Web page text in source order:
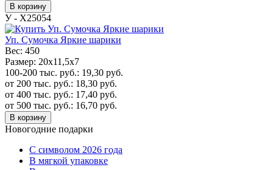
В корзину
У - Х25054
Уп. Сумочка Яркие шарики
Вес: 450
Размер: 20x11,5x7
100-200 тыс. руб.: 19,30 руб.
от 200 тыс. руб.: 18,30 руб.
от 400 тыс. руб.: 17,40 руб.
от 500 тыс. руб.: 16,70 руб.
В корзину
Новогодние подарки
C символом 2026 года
В мягкой упаковке